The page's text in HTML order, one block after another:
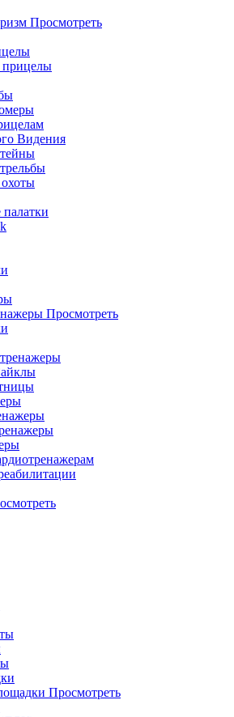
Просмотреть
прицелы
Видения
Просмотреть
Просмотреть